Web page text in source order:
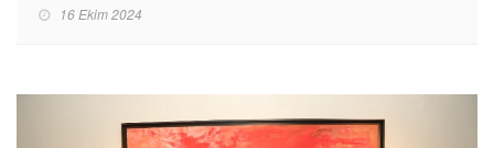
16 Ekim 2024